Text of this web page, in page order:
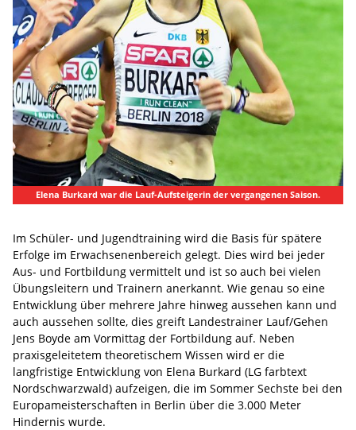
Elena Burkard war die Lauf-Aufsteigerin der vergangenen Saison.
Im Schüler- und Jugendtraining wird die Basis für spätere
Erfolge im Erwachsenenbereich gelegt. Dies wird bei jeder
Aus- und Fortbildung vermittelt und ist so auch bei vielen
Übungsleitern und Trainern anerkannt. Wie genau so eine
Entwicklung über mehrere Jahre hinweg aussehen kann und
auch aussehen sollte, dies greift Landestrainer Lauf/Gehen
Jens Boyde am Vormittag der Fortbildung auf. Neben
praxisgeleitetem theoretischem Wissen wird er die
langfristige Entwicklung von Elena Burkard (LG farbtext
Nordschwarzwald) aufzeigen, die im Sommer Sechste bei den
Europameisterschaften in Berlin über die 3.000 Meter
Hindernis wurde.